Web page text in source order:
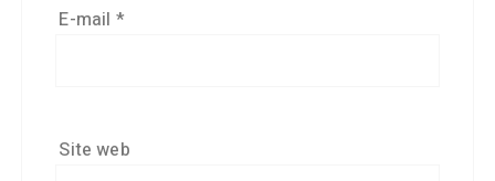
E-mail *
Site web